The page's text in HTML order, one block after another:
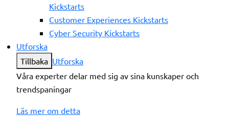
Kickstarts
Customer Experiences Kickstarts
Cyber Security Kickstarts
Utforska
Tillbaka Utforska
Våra experter delar med sig av sina kunskaper och
trendspaningar
Läs mer om detta